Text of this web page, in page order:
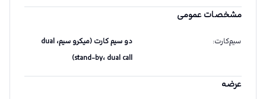
مشخصات عمومی
سیم‌کارت:
دو سیم کارت (میکرو سیم، dual
stand-by، dual call)
عرضه